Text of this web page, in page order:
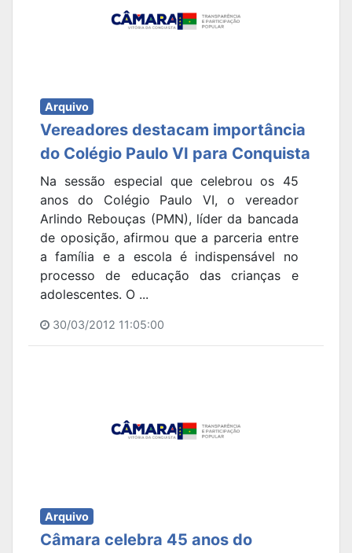
Arquivo
Vereadores destacam importância
do Colégio Paulo VI para Conquista
Na sessão especial que celebrou os 45
anos do Colégio Paulo VI, o vereador
Arlindo Rebouças (PMN), líder da bancada
de oposição, afirmou que a parceria entre
a família e a escola é indispensável no
processo de educação das crianças e
adolescentes. O ...
30/03/2012 11:05:00
Arquivo
Câmara celebra 45 anos do